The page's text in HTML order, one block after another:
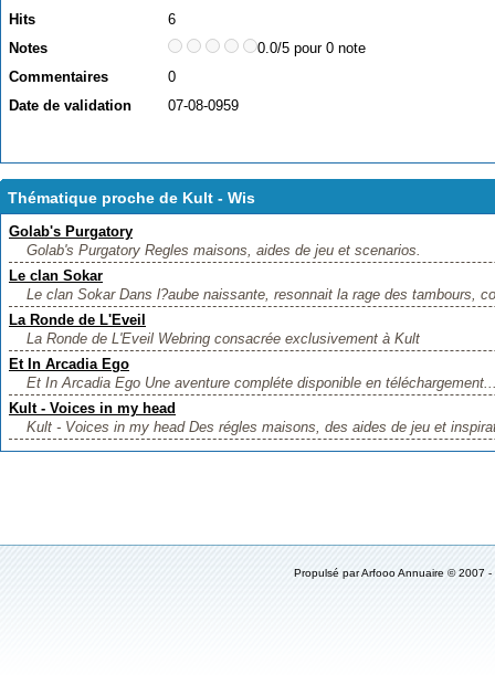
Hits
6
Notes
0.0/5 pour 0 note
Commentaires
0
Date de validation
07-08-0959
Thématique proche de Kult - Wis
Golab's Purgatory
Golab's Purgatory Regles maisons, aides de jeu et scenarios.
Le clan Sokar
Le clan Sokar Dans l?aube naissante, resonnait la rage des tambours,
La Ronde de L'Eveil
La Ronde de L'Eveil Webring consacrée exclusivement à Kult
Et In Arcadia Ego
Et In Arcadia Ego Une aventure compléte disponible en
Kult - Voices in my head
Kult - Voices in my head Des régles maisons, des aides de jeu et
Propulsé parArfooo Annuaire © 2007